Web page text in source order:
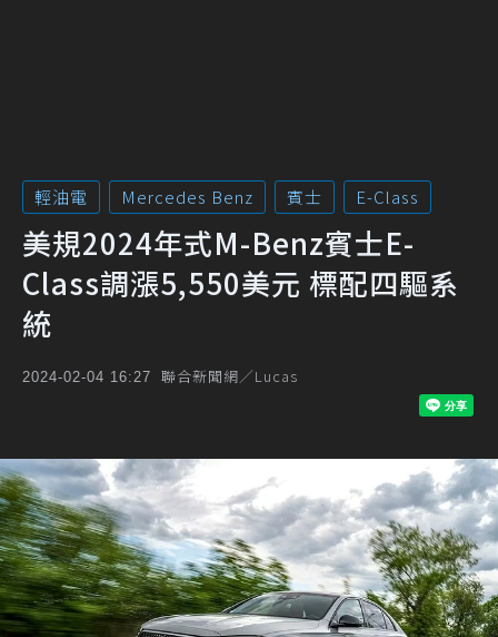
輕油電 Mercedes Benz 賓士 E-Class
美規2024年式M-Benz賓士E-
Class調漲5,550美元 標配四驅系
統
2024-02-04 16:27 聯合新聞網／Lucas